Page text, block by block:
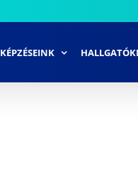
KÉPZÉSEINK